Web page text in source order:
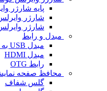
پایه شارژر
شارژر
شارژر
مبدل و رابط
مبدل USB به Type-C
مبدل HDMI
رابط OTG
محافظ صفحه
گلس شفاف